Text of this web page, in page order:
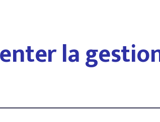
la